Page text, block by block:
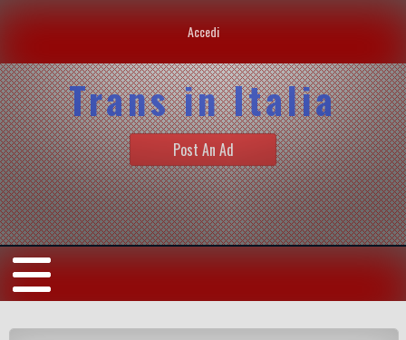
Accedi
Trans in Italia
Post An Ad